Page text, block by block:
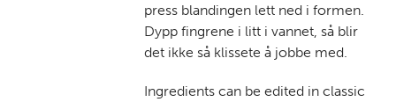
TIL DE VOKSNEpress blandingen lett ned i formen.
Dypp fingrene i litt i vannet, så blir
det ikke så klissete å jobbe med.
Ingredients can be edited in classic